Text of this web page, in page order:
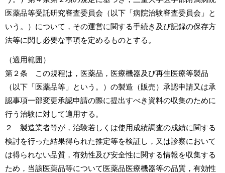
医薬品等受託研究審査委員会（以下「病院治験審査委員会」と
いう。）について，その運営に関する手続き及び記録の保存方
法等に関し必要な事項を定めるものとする。
（適用範囲）
第２条 この規程は，医薬品，医療機器及び再生医療等製品
（以下「医薬品等」という。）の製造（販売）承認申請又は承
認事項一部変更承認申請の際に提出すべき資料の収集のために
行う治験に対して適用する。
２ 製造業者等が，治験若しくは使用成績調査の成績に関する
検討を行った結果得られた推定等を検証し，又は診察において
は得られない品質，有効性及び安全性に関する情報を収集する
ため，当該医薬品等について医薬品医療機器等の品質，有効性